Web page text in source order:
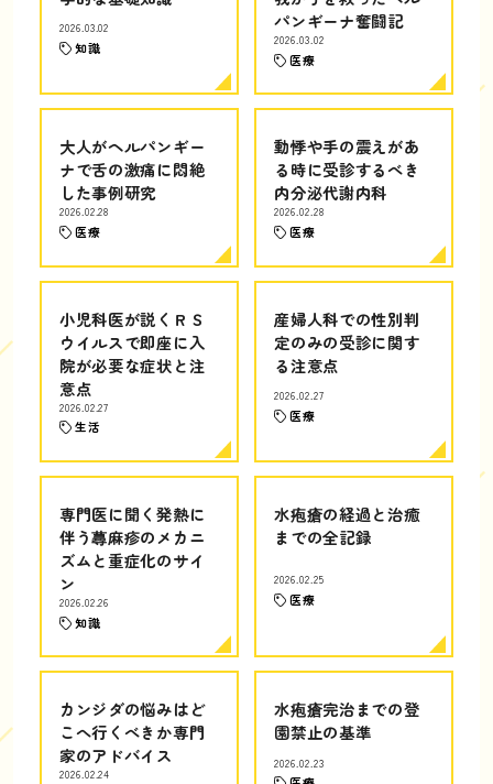
2026.03.02
知識
パンギーナ奮闘記
2026.03.02
医療
大人がヘルパンギー
ナで舌の激痛に悶絶
した事例研究
2026.02.28
医療
動悸や手の震えがあ
る時に受診するべき
内分泌代謝内科
2026.02.28
医療
小児科医が説くＲＳ
ウイルスで即座に入
院が必要な症状と注
意点
2026.02.27
生活
産婦人科での性別判
定のみの受診に関す
る注意点
2026.02.27
医療
専門医に聞く発熱に
伴う蕁麻疹のメカニ
ズムと重症化のサイ
ン
2026.02.26
知識
水疱瘡の経過と治癒
までの全記録
2026.02.25
医療
カンジダの悩みはど
こへ行くべきか専門
家のアドバイス
2026.02.24
水疱瘡完治までの登
園禁止の基準
2026.02.23